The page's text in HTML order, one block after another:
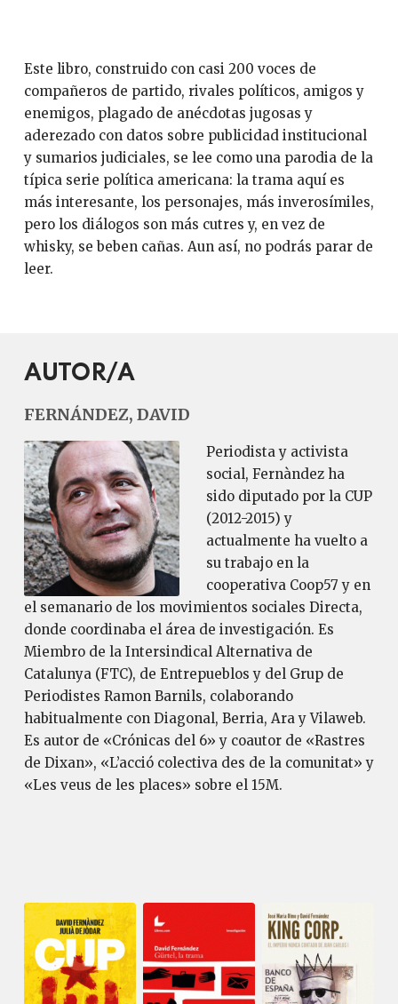
Este libro, construido con casi 200 voces de
compañeros de partido, rivales políticos, amigos y
enemigos, plagado de anécdotas jugosas y
aderezado con datos sobre publicidad institucional
y sumarios judiciales, se lee como una parodia de la
típica serie política americana: la trama aquí es
más interesante, los personajes, más inverosímiles,
pero los diálogos son más cutres y, en vez de
whisky, se beben cañas. Aun así, no podrás parar de
leer.
AUTOR/A
FERNÁNDEZ, DAVID
Periodista y activista
social, Fernàndez ha
sido diputado por la CUP
(2012-2015) y
actualmente ha vuelto a
su trabajo en la
cooperativa Coop57 y en
el semanario de los movimientos sociales Directa,
donde coordinaba el área de investigación. Es
Miembro de la Intersindical Alternativa de
Catalunya (FTC), de Entrepueblos y del Grup de
Periodistes Ramon Barnils, colaborando
habitualmente con Diagonal, Berria, Ara y Vilaweb.
Es autor de «Crónicas del 6» y coautor de «Rastres
de Dixan», «L’acció colectiva des de la comunitat» y
«Les veus de les places» sobre el 15M.